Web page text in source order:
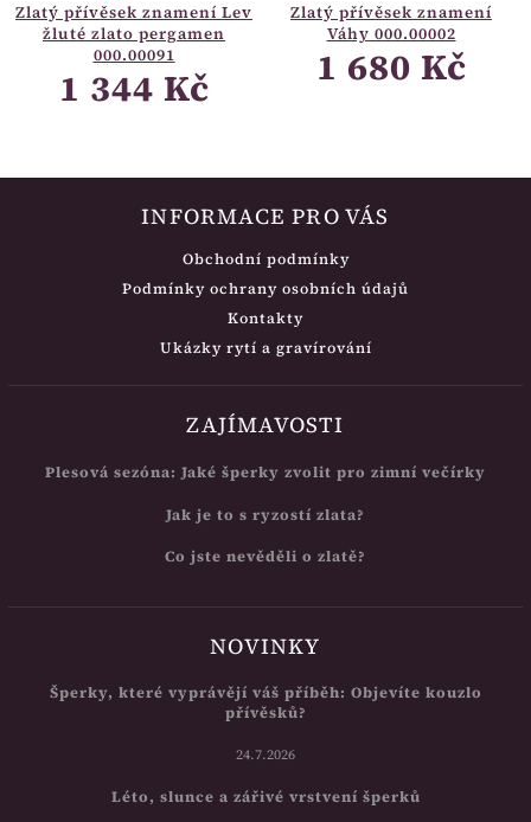
Zlatý přívěsek znamení Lev
žluté zlato pergamen
000.00091
1 344 Kč
Zlatý přívěsek znamení
Váhy 000.00002
1 680 Kč
INFORMACE PRO VÁS
Obchodní podmínky
Podmínky ochrany osobních údajů
Kontakty
Ukázky rytí a gravírování
ZAJÍMAVOSTI
Plesová sezóna: Jaké šperky zvolit pro zimní večírky
Jak je to s ryzostí zlata?
Co jste nevěděli o zlatě?
NOVINKY
Šperky, které vyprávějí váš příběh: Objevíte kouzlo
přívěsků?
24.7.2026
Léto, slunce a zářivé vrstvení šperků